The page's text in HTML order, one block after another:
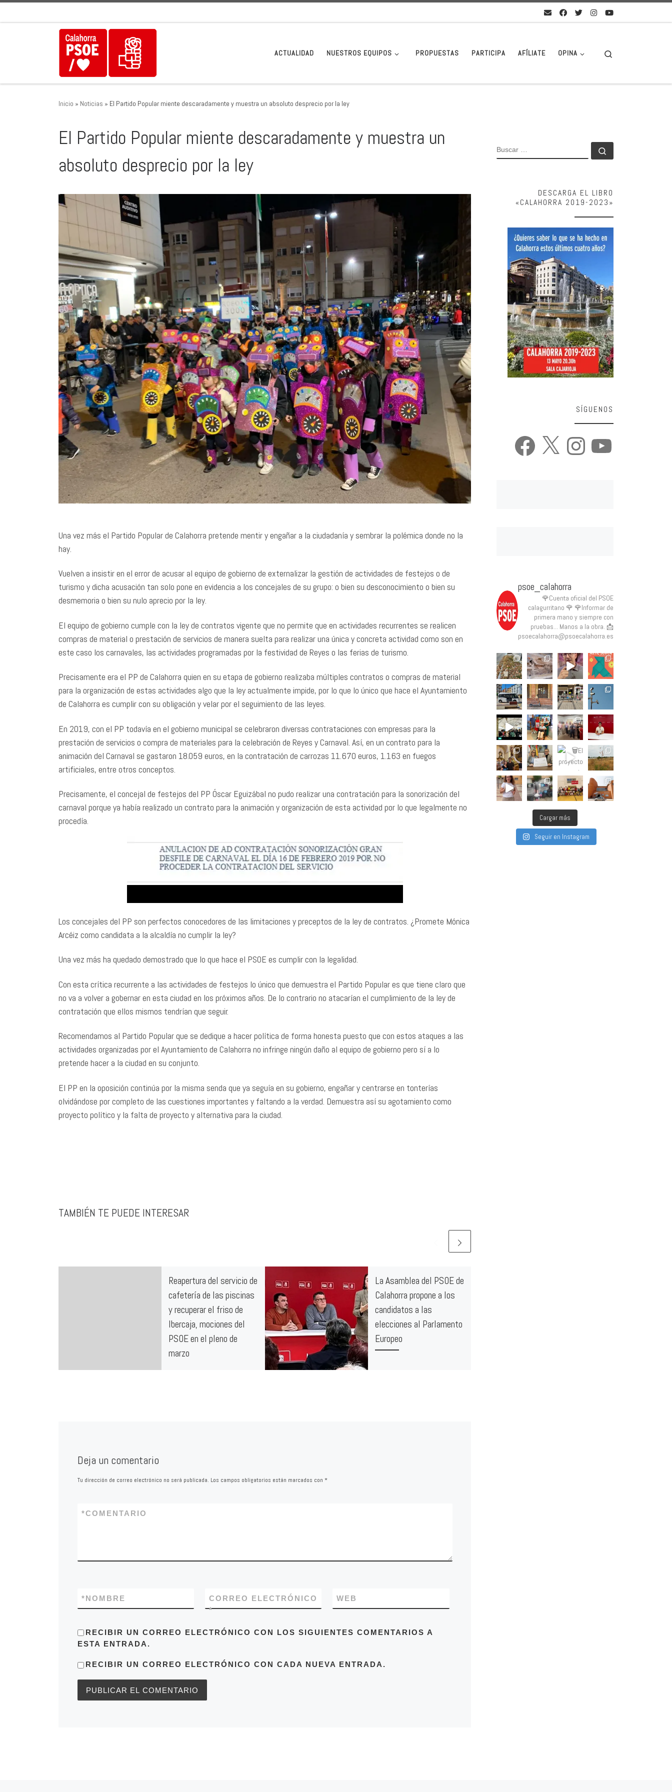
ACTUALIDAD NUESTROS EQUIPOS PROPUESTAS PARTICIPA AFÍLIATE OPINA
Inicio » Noticias » El Partido Popular miente descaradamente y muestra un absoluto desprecio por la ley
El Partido Popular miente descaradamente y muestra un
absoluto desprecio por la ley
Una vez más el Partido Popular de Calahorra pretende mentir y engañar a la ciudadanía y sembrar la polémica donde no la
hay.
Vuelven a insistir en el error de acusar al equipo de gobierno de externalizar la gestión de actividades de festejos o de
turismo y dicha acusación tan solo pone en evidencia a los concejales de su grupo: o bien su desconocimiento o bien su
desmemoria o bien su nulo aprecio por la ley.
El equipo de gobierno cumple con la ley de contratos vigente que no permite que en actividades recurrentes se realicen
compras de material o prestación de servicios de manera suelta para realizar una única y concreta actividad como son en
este caso los carnavales, las actividades programadas por la festividad de Reyes o las ferias de turismo.
Precisamente era el PP de Calahorra quien en su etapa de gobierno realizaba múltiples contratos o compras de material
para la organización de estas actividades algo que la ley actualmente impide, por lo que lo único que hace el Ayuntamiento
de Calahorra es cumplir con su obligación y velar por el seguimiento de las leyes.
En 2019, con el PP todavía en el gobierno municipal se celebraron diversas contrataciones con empresas para la
prestación de servicios o compra de materiales para la celebración de Reyes y Carnaval. Así, en un contrato para la
animación del Carnaval se gastaron 18.059 euros, en la contratación de carrozas 11.670 euros, 1.163 en fuegos
artificiales, entre otros conceptos.
Precisamente, el concejal de festejos del PP Óscar Eguizábal no pudo realizar una contratación para la sonorización del
carnaval porque ya había realizado un contrato para la animación y organización de esta actividad por lo que legalmente no
procedía.
Los concejales del PP son perfectos conocedores de las limitaciones y preceptos de la ley de contratos. ¿Promete Mónica
Arcéiz como candidata a la alcaldía no cumplir la ley?
Una vez más ha quedado demostrado que lo que hace el PSOE es cumplir con la legalidad.
Con esta crítica recurrente a las actividades de festejos lo único que demuestra el Partido Popular es que tiene claro que
no va a volver a gobernar en esta ciudad en los próximos años. De lo contrario no atacarían el cumplimiento de la ley de
contratación que ellos mismos tendrían que seguir.
Recomendamos al Partido Popular que se dedique a hacer política de forma honesta puesto que con estos ataques a las
actividades organizadas por el Ayuntamiento de Calahorra no infringe ningún daño al equipo de gobierno pero sí a lo
pretende hacer a la ciudad en su conjunto.
El PP en la oposición continúa por la misma senda que ya seguía en su gobierno, engañar y centrarse en tonterías
olvidándose por completo de las cuestiones importantes y faltando a la verdad. Demuestra así su agotamiento como
proyecto político y la falta de proyecto y alternativa para la ciudad.
TAMBIÉN TE PUEDE INTERESAR
Reapertura del servicio de
cafetería de las piscinas
y recuperar el friso de
Ibercaja, mociones del
PSOE en el pleno de
marzo
La Asamblea del PSOE de
Calahorra propone a los
candidatos a las
elecciones al Parlamento
Europeo
Deja un comentario
Tu dirección de correo electrónico no será publicada. Los campos obligatorios están marcados con *
COMENTARIO
*
NOMBRE
*
CORREO ELECTRÓNICO
*
WEB
RECIBIR UN CORREO ELECTRÓNICO CON LOS SIGUIENTES COMENTARIOS A
ESTA ENTRADA.
RECIBIR UN CORREO ELECTRÓNICO CON CADA NUEVA ENTRADA.
BUSCAR
DESCARGA EL LIBRO
«CALAHORRA 2019-2023»
SÍGUENOS
Facebook Instagram YouTube
psoe_calahorra
🌹Cuenta oficial del PSOE
calagurritano 🌹 🌹Informar de
primera mano y siempre con
pruebas... Manos a la obra. 📩
psoecalahorra@psoecalahorra.es
Cargar más
Seguir en Instagram